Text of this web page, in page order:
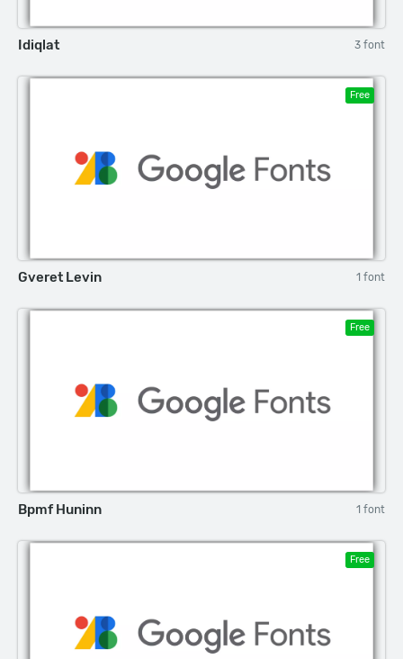
Idiqlat 3 font
Free
Gveret Levin 1 font
Free
Bpmf Huninn 1 font
Free